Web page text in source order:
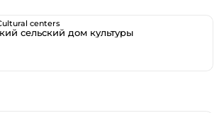
centers
сельский дом культуры